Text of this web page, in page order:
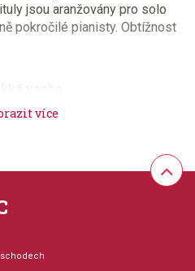
jsou aranžovány pro solo
pokročilé pianisty. Obtížnost
+ rocková hudba, muzikály +
+ duchovní hudba, jazz +
30 cm
schodech